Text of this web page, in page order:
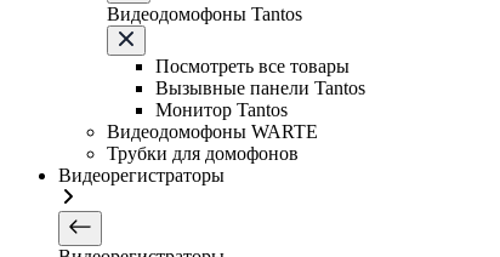
Видеодомофоны Tantos
Посмотреть все товары
Вызывные панели Tantos
Монитор Tantos
Видеодомофоны WARTE
Трубки для домофонов
Видеорегистраторы